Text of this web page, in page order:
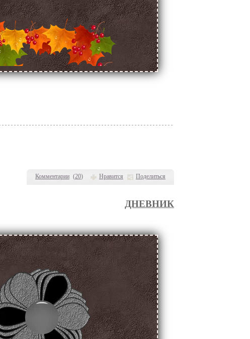
Комментарии (20) Нравится Поделиться
ДНЕВНИК